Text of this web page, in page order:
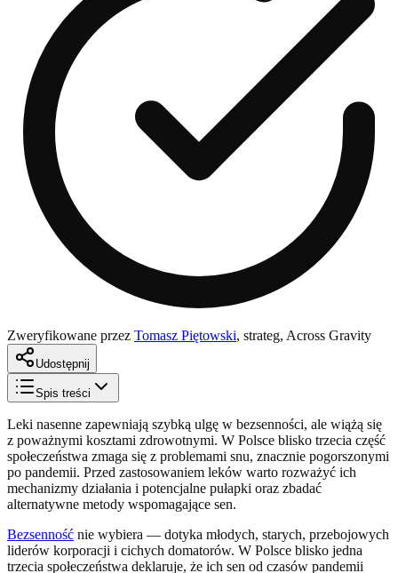
Zweryfikowane przez Tomasz Piętowski, strateg, Across Gravity
Udostępnij
Spis treści
Leki nasenne zapewniają szybką ulgę w bezsenności, ale wiążą się
z poważnymi kosztami zdrowotnymi. W Polsce blisko trzecia część
społeczeństwa zmaga się z problemami snu, znacznie pogorszonymi
po pandemii. Przed zastosowaniem leków warto rozważyć ich
mechanizmy działania i potencjalne pułapki oraz zbadać
alternatywne metody wspomagające sen.
Bezsenność nie wybiera — dotyka młodych, starych, przebojowych
liderów korporacji i cichych domatorów. W Polsce blisko jedna
trzecia społeczeństwa deklaruje, że ich sen od czasów pandemii